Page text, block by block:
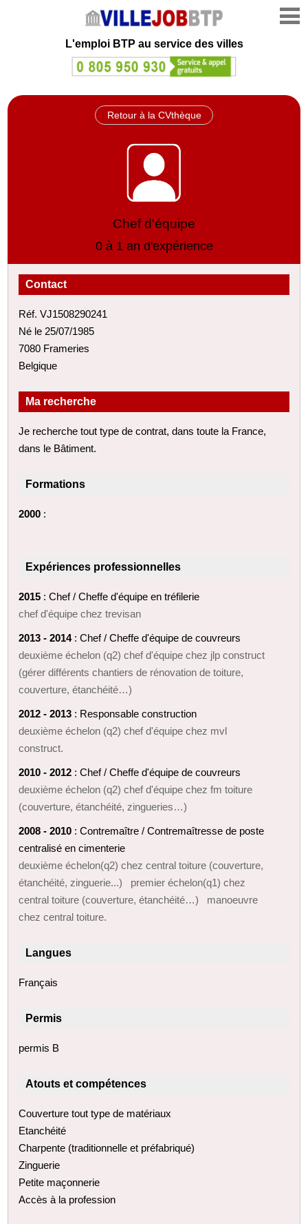
L'emploi BTP au service des villes
Retour à la CVthèque
Chef d'équipe
0 à 1 an d'expérience
Contact
Réf. VJ1508290241
Né le 25/07/1985
7080 Frameries
Belgique
Ma recherche
Je recherche tout type de contrat, dans toute la France,
dans le Bâtiment.
Formations
2000 :
Expériences professionnelles
2015 : Chef / Cheffe d'équipe en tréfilerie
chef d'équipe chez trevisan
2013 - 2014: Chef / Cheffe d'équipe de couvreurs
deuxième échelon (q2) chef d'équipe chez jlp construct
(gérer différents chantiers de rénovation de toiture,
couverture, étanchéité…)
2012 - 2013 : Responsable construction
deuxième échelon (q2) chef d'équipe chez mvl
construct.
2010 - 2012 : Chef / Cheffe d'équipe de couvreurs
deuxième échelon (q2) chef d'équipe chez fm toiture
(couverture, étanchéité, zingueries…)
2008 - 2010 : Contremaître / Contremaîtresse de poste
centralisé en cimenterie
deuxième échelon(q2) chez central toiture (couverture,
étanchéité, zinguerie...) premier échelon(q1) chez
central toiture (couverture, étanchéité…) manoeuvre
chez central toiture.
Langues
Français
Permis
permis B
Atouts et compétences
Couverture tout type de matériaux
Etanchéité
Charpente (traditionnelle et préfabriqué)
Zinguerie
Petite maçonnerie
Accès à la profession